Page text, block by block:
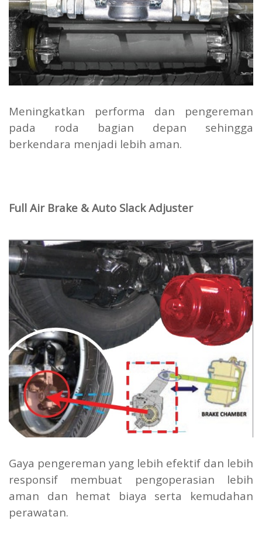
Meningkatkan performa dan pengereman
pada roda bagian depan sehingga
berkendara menjadi lebih aman.
Full Air Brake & Auto Slack Adjuster
Gaya pengereman yang lebih efektif dan lebih
responsif membuat pengoperasian lebih
aman dan hemat biaya serta kemudahan
perawatan.